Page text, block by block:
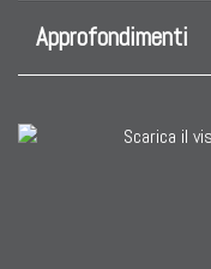
Approfondimenti